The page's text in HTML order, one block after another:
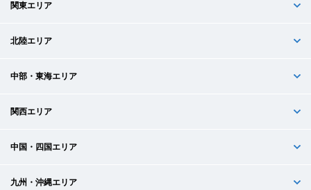
関東エリア
北陸エリア
中部・東海エリア
関西エリア
中国・四国エリア
九州・沖縄エリア